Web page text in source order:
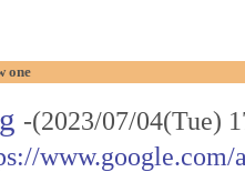
one
-(2023/07/04(Tue)